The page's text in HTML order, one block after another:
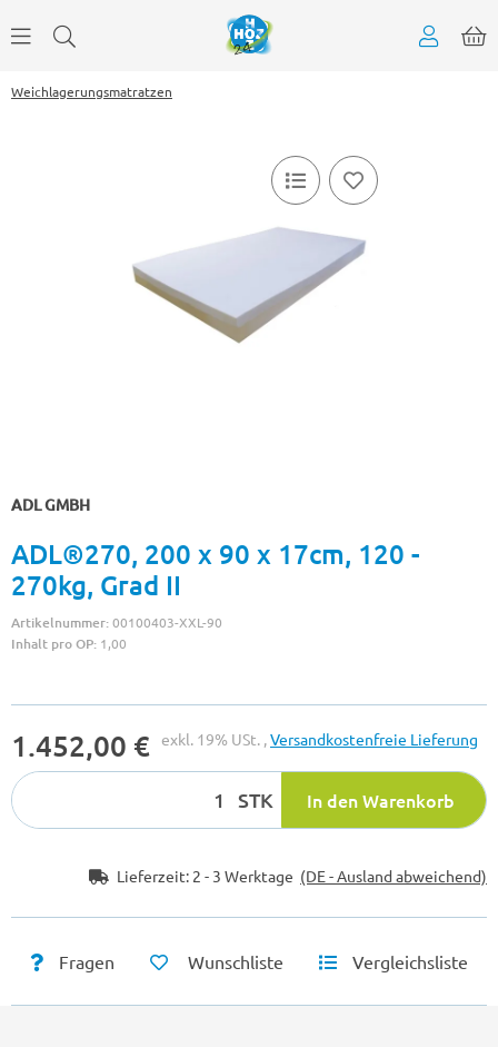
Weichlagerungsmatratzen
ADL GMBH
ADL®270, 200 x 90 x 17cm, 120 -
270kg, Grad II
Artikelnummer:00100403-XXL-90
Inhalt pro OP: 1,00
1.452,00 € exkl. 19% USt. ,Versandkostenfreie Lieferung
STK In den Warenkorb
Lieferzeit: 2 - 3 Werktage (DE - Ausland abweichend)
Fragen Wunschliste Vergleichsliste